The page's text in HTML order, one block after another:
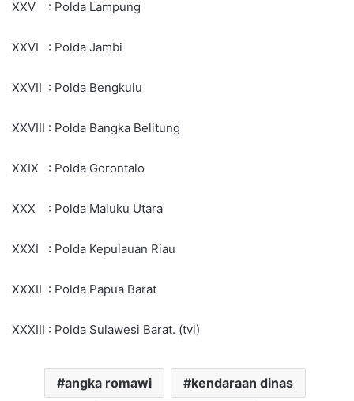
XXV : Polda Lampung
XXVI : Polda Jambi
XXVII : Polda Bengkulu
XXVIII : Polda Bangka Belitung
XXIX : Polda Gorontalo
XXX : Polda Maluku Utara
XXXI : Polda Kepulauan Riau
XXXII : Polda Papua Barat
XXXIII : Polda Sulawesi Barat. (tvl)
angka romawi kendaraan dinas